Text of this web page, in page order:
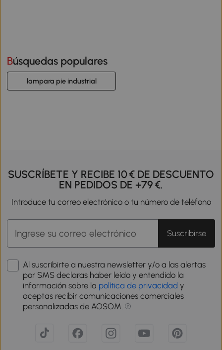
Búsquedas populares
lampara pie industrial
SUSCRÍBETE Y RECIBE 10 € DE DESCUENTO
EN PEDIDOS DE +79 €.
Introduce tu correo electrónico o tu número de teléfono
Suscribirse
Al suscribirte a nuestra newsletter y/o a las alertas
por SMS declaras haber leído y entendido la
información sobre la política de privacidad y
aceptas recibir comunicaciones comerciales
personalizadas de AOSOM.